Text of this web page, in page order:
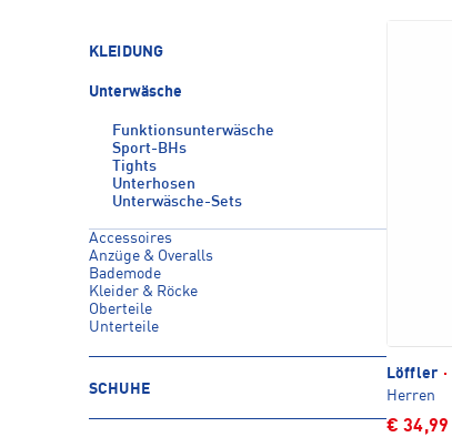
KLEIDUNG
Unterwäsche
Funktionsunterwäsche
Sport-BHs
Tights
Unterhosen
Unterwäsche-Sets
Accessoires
Anzüge & Overalls
Bademode
Kleider & Röcke
Oberteile
Unterteile
SCHUHE
Löffler ·
Herren
€ 34,99